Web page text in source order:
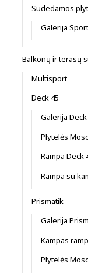
Sudedamos
Galerija
Balkonų ir terasų
Multisport
Deck 45
Galerija Deck
Plytelės
Rampa Deck
Rampa su
Prismatik
Galerija
Kampas
Plytelės